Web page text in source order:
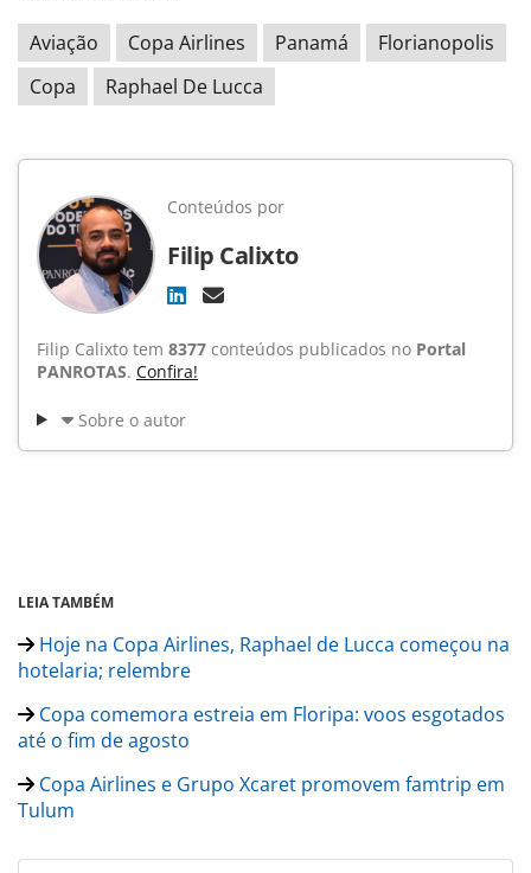
Aviação Copa Airlines Panamá
Florianopolis
Copa
Raphael De Lucca
Conteúdos por
Filip Calixto
Filip Calixto tem 8377 conteúdos publicados no Portal
PANROTAS. Confira!
Sobre o autor
LEIA TAMBÉM
Hoje na Copa Airlines, Raphael de Lucca começou na
hotelaria; relembre
Copa comemora estreia em Floripa: voos esgotados
até o fim de agosto
Copa Airlines e Grupo Xcaret promovem famtrip em
Tulum